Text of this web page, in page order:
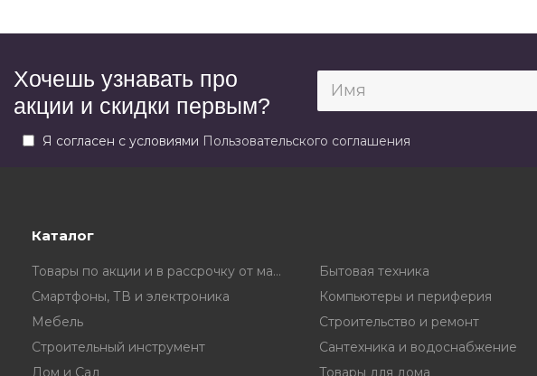
Хочешь узнавать про
акции и скидки первым?
Я согласен с условиями Пользовательского соглашения
Каталог
Товары по акции и в рассрочку от магазина
Бытовая техника
Смартфоны, ТВ и электроника
Компьютеры и периферия
Мебель
Строительство и ремонт
Строительный инструмент
Сантехника и водоснабжение
Дом и Сад
Товары для дома